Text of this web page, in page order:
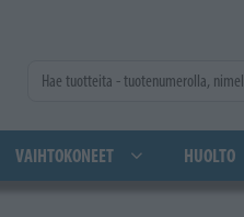
VAIHTOKONEET HUOLTO